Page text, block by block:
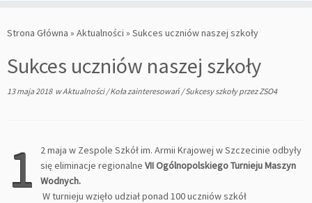
toStrona Główna » Aktualności » Sukces uczniów naszej szkoły
Sukces uczniów naszej szkoły
13 maja 2018wAktualności/Koła zainteresowań/Sukcesy szkołyprzezZSO4
1
2 maja w Zespole Szkół im. Armii Krajowej w Szczecinie odbyły
się eliminacje regionalne VII Ogólnopolskiego Turnieju Maszyn
Wodnych.
W turnieju wzięło udział ponad 100 uczniów szkół